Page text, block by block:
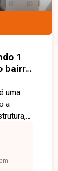
1
bairro
uma
a